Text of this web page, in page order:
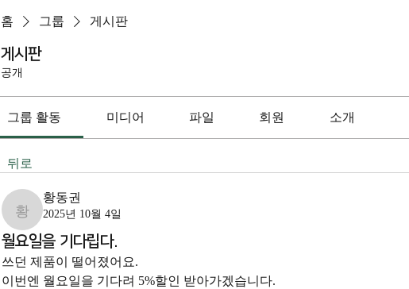
홈 그룹 게시판
게시판
공개
그룹 활동 미디어 파일 회원 소개
뒤로
황동권
황동권
2025년 10월 4일
월요일을 기다립다.
쓰던 제품이 떨어졌어요.
이번엔 월요일을 기다려 5%할인 받아가겠습니다.